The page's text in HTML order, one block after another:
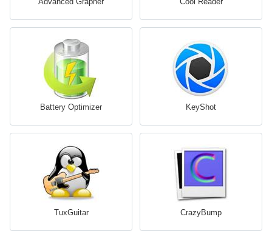
Battery Optimizer KeyShot
TuxGuitar CrazyBump